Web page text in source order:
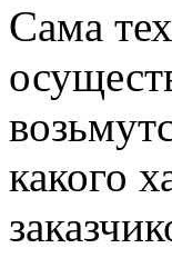
Сама
какого